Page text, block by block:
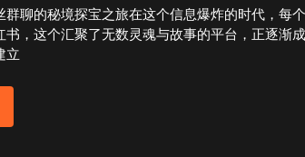
6
月
15
涨
粉
群聊的秘境探宝之旅在这个信息爆炸的时代，每
书，这个汇聚了无数灵魂与故事的平台，正逐渐
立